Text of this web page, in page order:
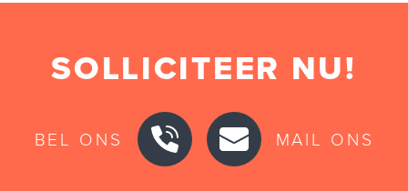
SOLLICITEER NU!
BEL ONS MAIL ONS